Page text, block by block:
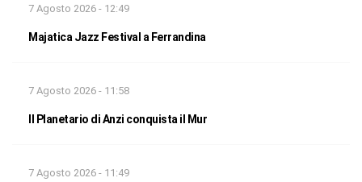
7 Agosto 2026 - 12:49
Majatica Jazz Festival a Ferrandina
7 Agosto 2026 - 11:58
Il Planetario di Anzi conquista il Mur
7 Agosto 2026 - 11:49